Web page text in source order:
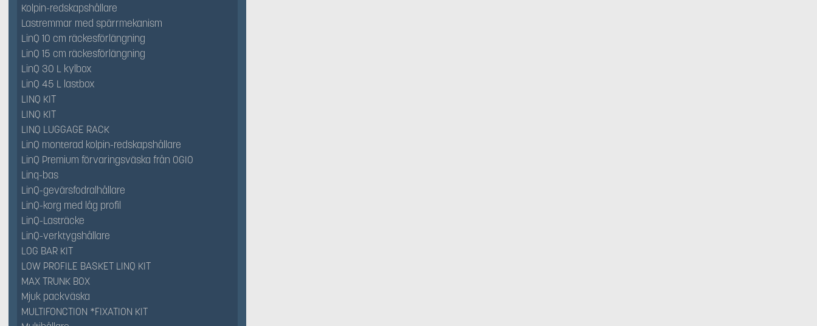
Kolpin-redskapshållare
Lastremmar med spärrmekanism
LinQ 10 cm räckesförlängning
LinQ 15 cm räckesförlängning
LinQ 30 L kylbox
LinQ 45 L lastbox
LINQ KIT
LINQ KIT
LINQ LUGGAGE RACK
LinQ monterad kolpin-redskapshållare
LinQ Premium förvaringsväska från OGIO
Linq-bas
LinQ-gevärsfodralhållare
LinQ-korg med låg profil
LinQ-Lasträcke
LinQ-verktygshållare
LOG BAR KIT
LOW PROFILE BASKET LINQ KIT
MAX TRUNK BOX
Mjuk packväska
MULTIFONCTION *FIXATION KIT